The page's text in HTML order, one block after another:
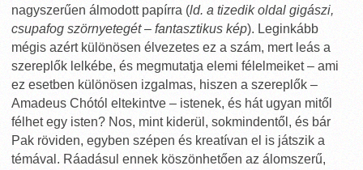
nagyszerűen álmodott papírra (ld. a tizedik oldal gigászi,
csupafog szörnyetegét – fantasztikus kép). Leginkább
mégis azért különösen élvezetes ez a szám, mert leás a
szereplők lelkébe, és megmutatja elemi félelmeiket – ami
ez esetben különösen izgalmas, hiszen a szereplők –
Amadeus Chótól eltekintve – istenek, és hát ugyan mitől
félhet egy isten? Nos, mint kiderül, sokmindentől, és bár
Pak röviden, egyben szépen és kreatívan el is játszik a
témával. Ráadásul ennek köszönhetően az álomszerű,